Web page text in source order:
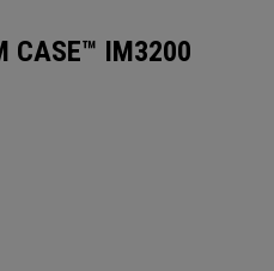
CASE™ IM3200